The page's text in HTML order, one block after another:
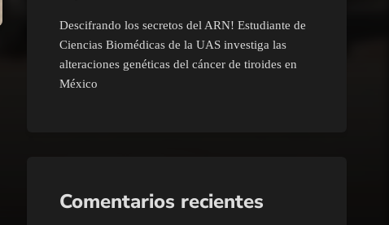
Descifrando los secretos del ARN! Estudiante de
Ciencias Biomédicas de la UAS investiga las
alteraciones genéticas del cáncer de tiroides en
México
Comentarios recientes